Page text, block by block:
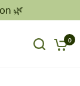
🌿
0